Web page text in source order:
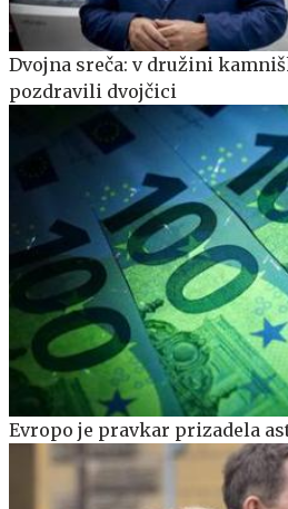
Dvojna sreča: v družini
pozdravili dvojčici
Evropo je pravkar prizadela